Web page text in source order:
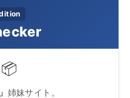
📦
姉妹サイト。